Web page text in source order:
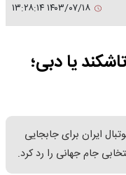
یا دبی؛
ایران برای جابجایی
جام جهانی را رد کرد.